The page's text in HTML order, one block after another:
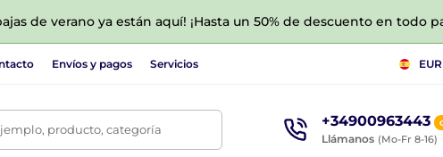
de verano ya están aquí! ¡Hasta un 50% de descuento en todo
Envíos y pagos Servicios EUR
producto, categoría +34900963443
Llámanos (Mo-Fr 8-16)